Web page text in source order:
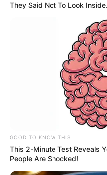
They Said Not To Look
GOOD TO KNOW THIS
This 2-Minute Test Reveals
People Are Shocked!